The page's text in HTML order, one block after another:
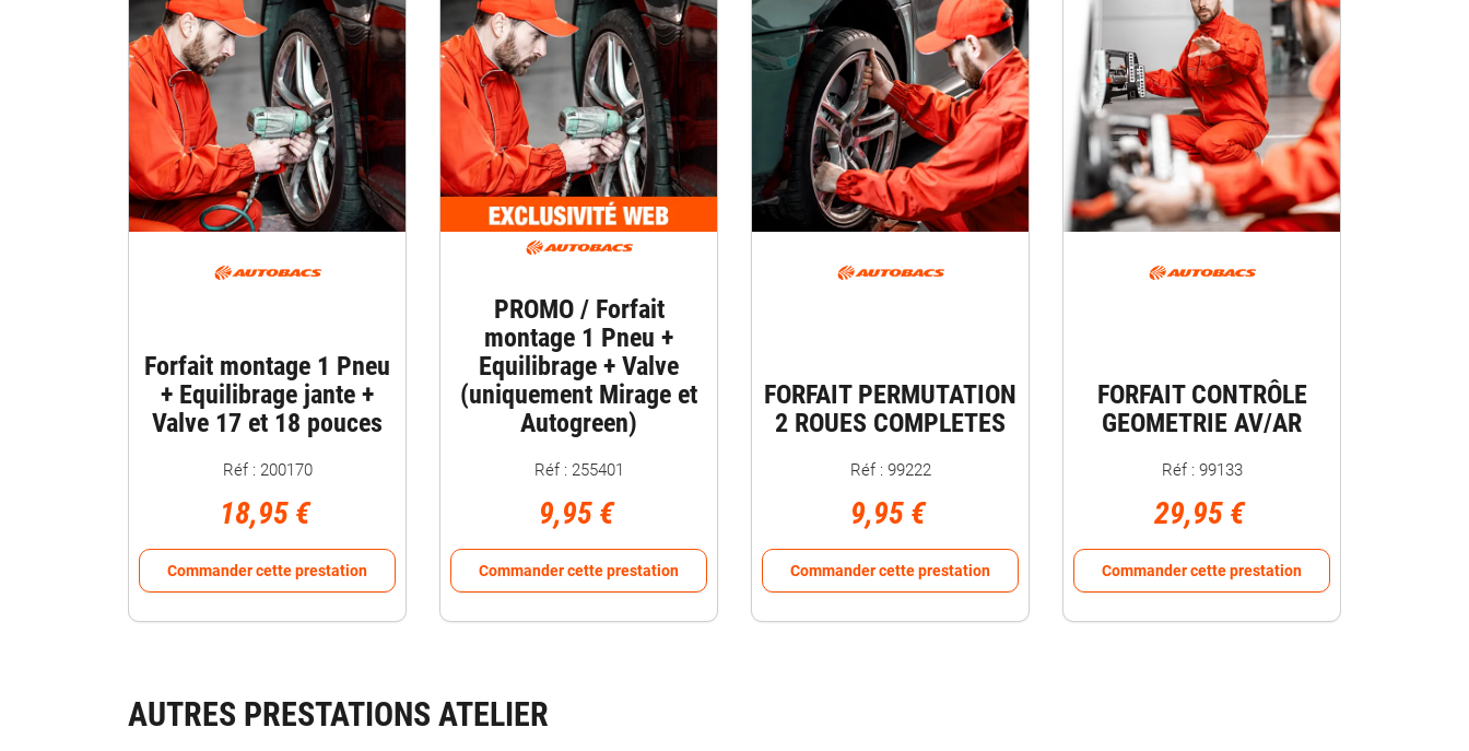
Forfait montage 1 Pneu
+ Equilibrage jante +
Valve 17 et 18 pouces
Réf : 200170
18,95 €
Commander cette prestation
PROMO / Forfait
montage 1 Pneu +
Equilibrage + Valve
(uniquement Mirage et
Autogreen)
Réf : 255401
9,95 €
Commander cette prestation
FORFAIT PERMUTATION
2 ROUES COMPLETES
Réf : 99222
9,95 €
Commander cette prestation
FORFAIT CONTRÔLE
GEOMETRIE AV/AR
Réf : 99133
29,95 €
Commander cette prestation
AUTRES PRESTATIONS ATELIER